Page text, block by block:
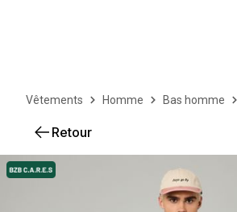
Vêtements Homme Bas homme
Retour